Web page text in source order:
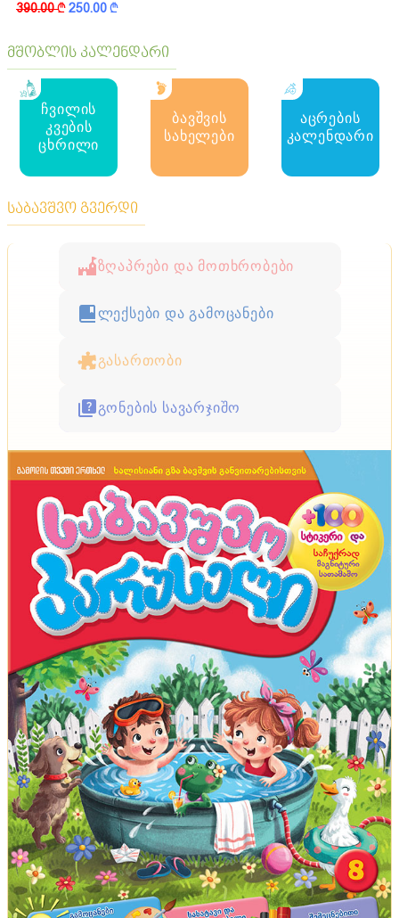
390.00k250.00k
მშობლის კალენდარი
ჩვილის
კვების
ცხრილი
ბავშვის
სახელები
აცრების
კალენდარი
საბავშვო გვერდი
ზღაპრები და მოთხრობები
ლექსები და გამოცანები
გასართობი
გონების სავარჯიშო